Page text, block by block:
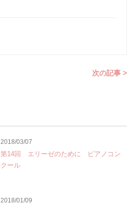
次の記事 >
2018/03/07
第14回 エリーゼのために ピアノコン
クール
2018/01/09